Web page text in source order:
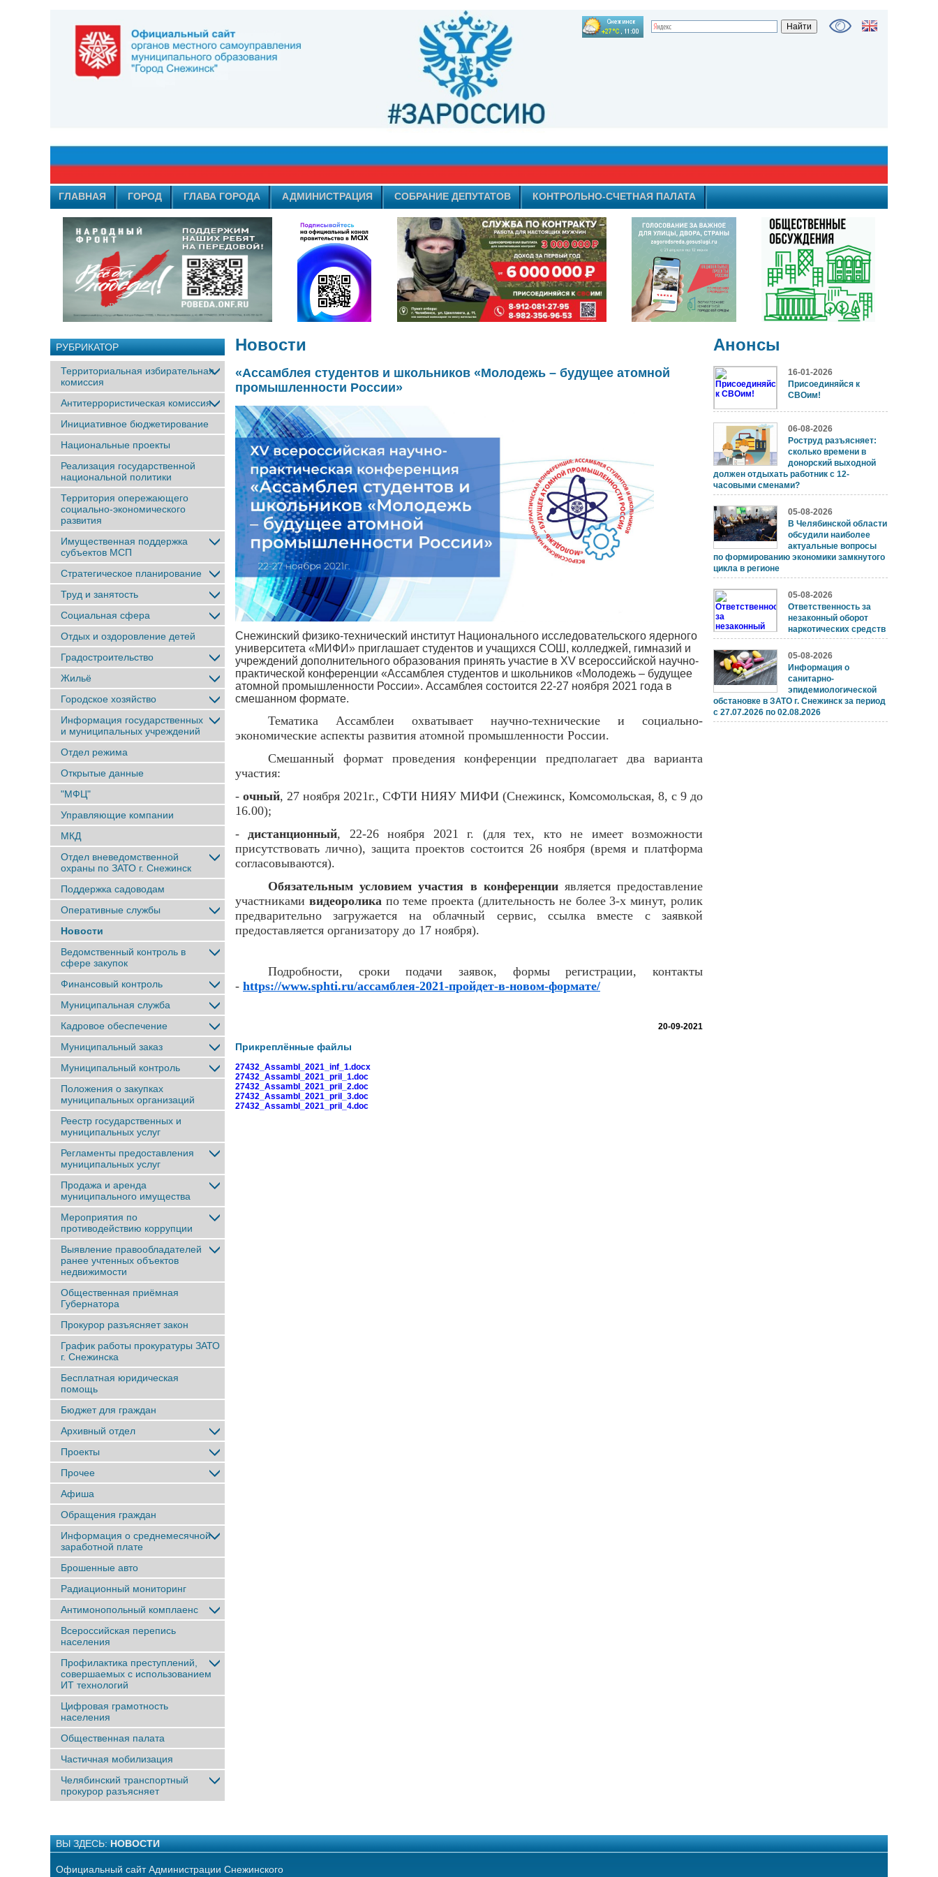
ГЛАВНАЯ ГОРОД ГЛАВА ГОРОДА АДМИНИСТРАЦИЯ СОБРАНИЕ ДЕПУТАТОВ КОНТРОЛЬНО-СЧЕТНАЯ ПАЛАТА
РУБРИКАТОР
Территориальная избирательная
комиссия
Антитеррористическая комиссия
Инициативное бюджетирование
Национальные проекты
Реализация государственной
национальной политики
Территория опережающего
социально-экономического
развития
Имущественная поддержка
субъектов МСП
Стратегическое планирование
Труд и занятость
Социальная сфера
Отдых и оздоровление детей
Градостроительство
Жильё
Городское хозяйство
Информация государственных
и муниципальных учреждений
Отдел режима
Открытые данные
"МФЦ"
Управляющие компании
МКД
Отдел вневедомственной
охраны по ЗАТО г. Снежинск
Поддержка садоводам
Оперативные службы
Новости
Ведомственный контроль в
сфере закупок
Финансовый контроль
Муниципальная служба
Кадровое обеспечение
Муниципальный заказ
Муниципальный контроль
Положения о закупках
муниципальных организаций
Реестр государственных и
муниципальных услуг
Регламенты предоставления
муниципальных услуг
Продажа и аренда
муниципального имущества
Мероприятия по
противодействию коррупции
Выявление правообладателей
ранее учтенныx объектов
недвижимости
Общественная приёмная
Губернатора
Прокурор разъясняет закон
График работы прокуратуры ЗАТО
г. Снежинска
Бесплатная юридическая
помощь
Бюджет для граждан
Архивный отдел
Проекты
Прочее
Афиша
Обращения граждан
Информация о среднемесячной
заработной плате
Брошенные авто
Радиационный мониторинг
Антимонопольный комплаенс
Всероссийская перепись
населения
Профилактика преступлений,
совершаемых с использованием
ИТ технологий
Цифровая грамотность
населения
Общественная палата
Частичная мобилизация
Челябинский транспортный
прокурор разъясняет
Новости
«Ассамблея студентов и школьников «Молодежь – будущее атомной
промышленности России»
Снежинский физико-технический институт Национального исследовательского ядерного
университета «МИФИ» приглашает студентов и учащихся СОШ, колледжей, гимназий и
учреждений дополнительного образования принять участие в ХV всероссийской научно-
практической конференции «Ассамблея студентов и школьников «Молодежь – будущее
атомной промышленности России». Ассамблея состоится 22-27 ноября 2021 года в
смешанном формате.
Тематика Ассамблеи охватывает научно-технические и социально-
экономические аспекты развития атомной промышленности России.
Смешанный формат проведения конференции предполагает два варианта
участия:
- очный, 27 ноября 2021г., СФТИ НИЯУ МИФИ (Снежинск, Комсомольская, 8, с 9 до
16.00);
-дистанционный, 22-26 ноября 2021 г. (для тех, кто не имеет возможности
присутствовать лично), защита проектов состоится 26 ноября (время и платформа
согласовываются).
Обязательным условием участия в конференцииявляется предоставление
участниками видеоролика по теме проекта (длительность не более 3-х минут, ролик
предварительно загружается на облачный сервис, ссылка вместе с заявкой
предоставляется организатору до 17 ноября).
Подробности, сроки подачи заявок, формы регистрации, контакты
- https://www.sphti.ru/ассамблея-2021-пройдет-в-новом-формате/
20-09-2021
Прикреплённые файлы
27432_Assambl_2021_inf_1.docx
27432_Assambl_2021_pril_1.doc
27432_Assambl_2021_pril_2.doc
27432_Assambl_2021_pril_3.doc
27432_Assambl_2021_pril_4.doc
Анонсы
16-01-2026
Присоединяйся к
СВОим!
06-08-2026
Роструд разъясняет:
сколько времени в
донорский выходной
должен отдыхать работник с 12-
часовыми сменами?
05-08-2026
В Челябинской области
обсудили наиболее
актуальные вопросы
по формированию экономики замкнутого
цикла в регионе
05-08-2026
Ответственность за
незаконный оборот
наркотических средств
05-08-2026
Информация о
санитарно-
эпидемиологической
обстановке в ЗАТО г. Снежинск за период
с 27.07.2026 по 02.08.2026
ВЫ ЗДЕСЬ: НОВОСТИ
Официальный сайт Администрации Снежинского